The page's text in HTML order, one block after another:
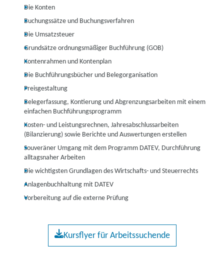
Die Konten
Buchungssätze und Buchungsverfahren
Die Umsatzsteuer
Grundsätze ordnungsmäßiger Buchführung (GOB)
Kontenrahmen und Kontenplan
Die Buchführungsbücher und Belegorganisation
Preisgestaltung
Belegerfassung, Kontierung und Abgrenzungsarbeiten mit einem
einfachen Buchführungsprogramm
Kosten- und Leistungsrechnen, Jahresabschlussarbeiten
(Bilanzierung) sowie Berichte und Auswertungen erstellen
Souveräner Umgang mit dem Programm DATEV, Durchführung
alltagsnaher Arbeiten
Die wichtigsten Grundlagen des Wirtschafts- und Steuerrechts
Anlagenbuchhaltung mit DATEV
Vorbereitung auf die externe Prüfung
Kursflyer für Arbeitssuchende